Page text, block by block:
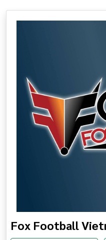
Fox Football